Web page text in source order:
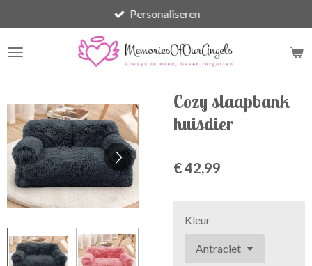
direct
naar
Personaliseren
Cozy slaapbank
huisdier
€ 42,99
Kleur